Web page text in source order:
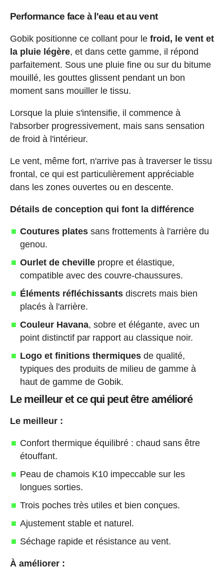
Performance face à l'eau et au vent
Gobik positionne ce collant pour le froid, le vent et
la pluie légère, et dans cette gamme, il répond
parfaitement. Sous une pluie fine ou sur du bitume
mouillé, les gouttes glissent pendant un bon
moment sans mouiller le tissu.
Lorsque la pluie s'intensifie, il commence à
l'absorber progressivement, mais sans sensation
de froid à l'intérieur.
Le vent, même fort, n'arrive pas à traverser le tissu
frontal, ce qui est particulièrement appréciable
dans les zones ouvertes ou en descente.
Détails de conception qui font la différence
Coutures platessans frottements à l'arrière du
genou.
Ourlet de chevillepropre et élastique,
compatible avec des couvre-chaussures.
Éléments réfléchissantsdiscrets mais bien
placés à l'arrière.
Couleur Havana, sobre et élégante, avec un
point distinctif par rapport au classique noir.
Logo et finitions thermiquesde qualité,
typiques des produits de milieu de gamme à
haut de gamme de Gobik.
Le meilleur et ce qui peut être amélioré
Le meilleur :
Confort thermique équilibré : chaud sans être
étouffant.
Peau de chamois K10 impeccable sur les
longues sorties.
Trois poches très utiles et bien conçues.
Ajustement stable et naturel.
Séchage rapide et résistance au vent.
À améliorer :